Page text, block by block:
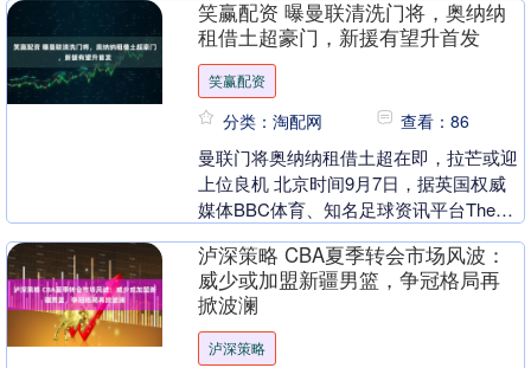
球队虽遭....
笑赢配资 曝曼联清洗门将，奥纳纳
租借土超豪门，新援有望升首发
笑赢配资
分类：淘配网 查看：86
曼联门将奥纳纳租借土超在即，拉芒或迎
上位良机 北京时间9月7日，据英国权威
媒体BBC体育、知名足球资讯平台The
Athletic以及转会专家罗马诺等多方消息
证....
泸深策略 CBA夏季转会市场风波：
威少或加盟新疆男篮，争冠格局再
掀波澜
泸深策略